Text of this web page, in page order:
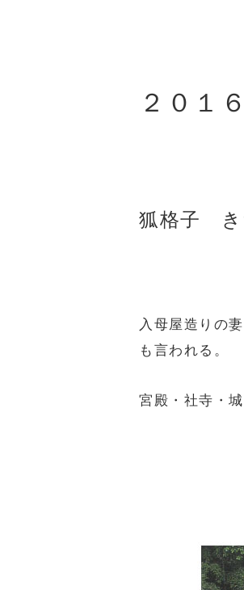
２０１
狐格子 き
入母屋造りの
も言われる。
宮殿・社寺・